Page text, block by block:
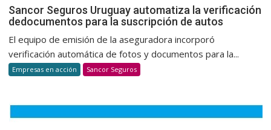
Sancor
la
Sancor Seguros Uruguay automatiza la verificación
dedocumentos para la suscripción de autos
El equipo de emisión de la aseguradora incorporó
verificación automática de fotos y documentos para la...
Empresas en acción Sancor Seguros